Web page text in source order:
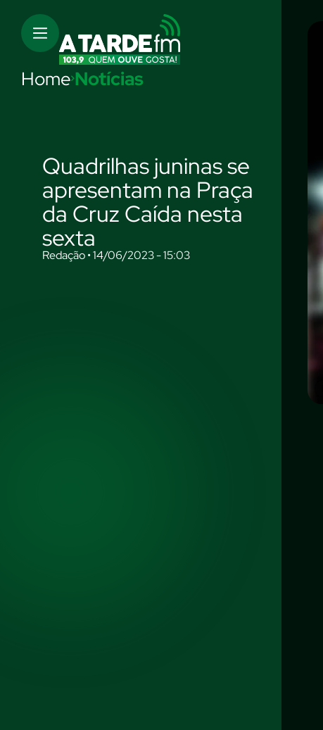
Home Notícias
Quadrilhas juninas se
apresentam na Praça
da Cruz Caída nesta
sexta
Redação • 14/06/2023 - 15:03